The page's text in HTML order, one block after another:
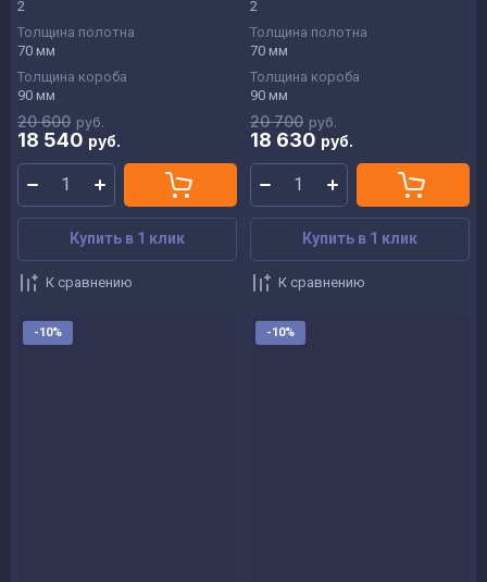
2
Толщина полотна
70 мм
Толщина короба
90 мм
20 600 руб.
18 540 руб.
Купить в 1 клик
К сравнению
2
Толщина полотна
70 мм
Толщина короба
90 мм
20 700 руб.
18 630 руб.
Купить в 1 клик
К сравнению
-10% -10%